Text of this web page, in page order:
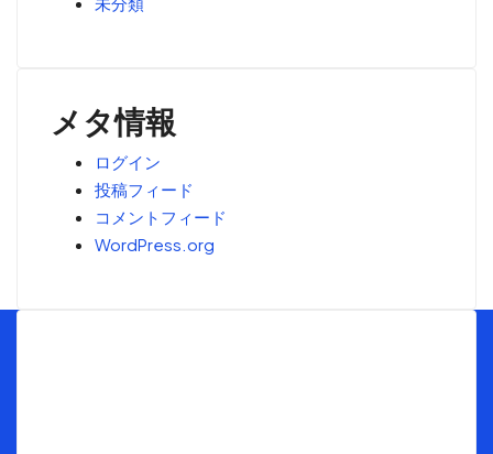
メタ情報
ログイン
投稿フィード
コメントフィード
WordPress.org